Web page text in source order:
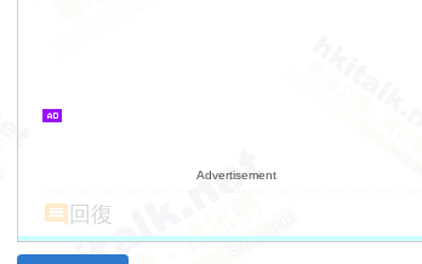
Advertisement
回復